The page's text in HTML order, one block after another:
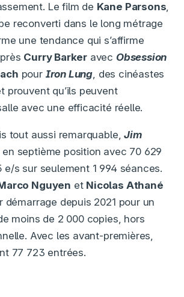
Le film de Kane Parsons,
reconverti dans le long métrage
une tendance qui s’affirme
Curry Barker avec Obsession
pour Iron Lung, des cinéastes
prouvent qu’ils peuvent
avec une efficacité réelle.
tout aussi remarquable,Jim
en septième position avec 70 629
e/s sur seulement 1 994 séances.
Nguyen et Nicolas Athané
démarrage depuis 2021 pour un
moins de 2 000 copies, hors
Avec les avant-premières,
77 723 entrées.